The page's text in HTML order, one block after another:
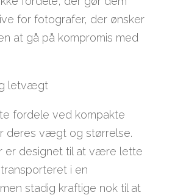
for fotografer, der ønsker
at gå på kompromis med
letvægt
fordele ved kompakte
deres vægt og størrelse.
er designet til at være lette
i en
stadig kraftige nok til at